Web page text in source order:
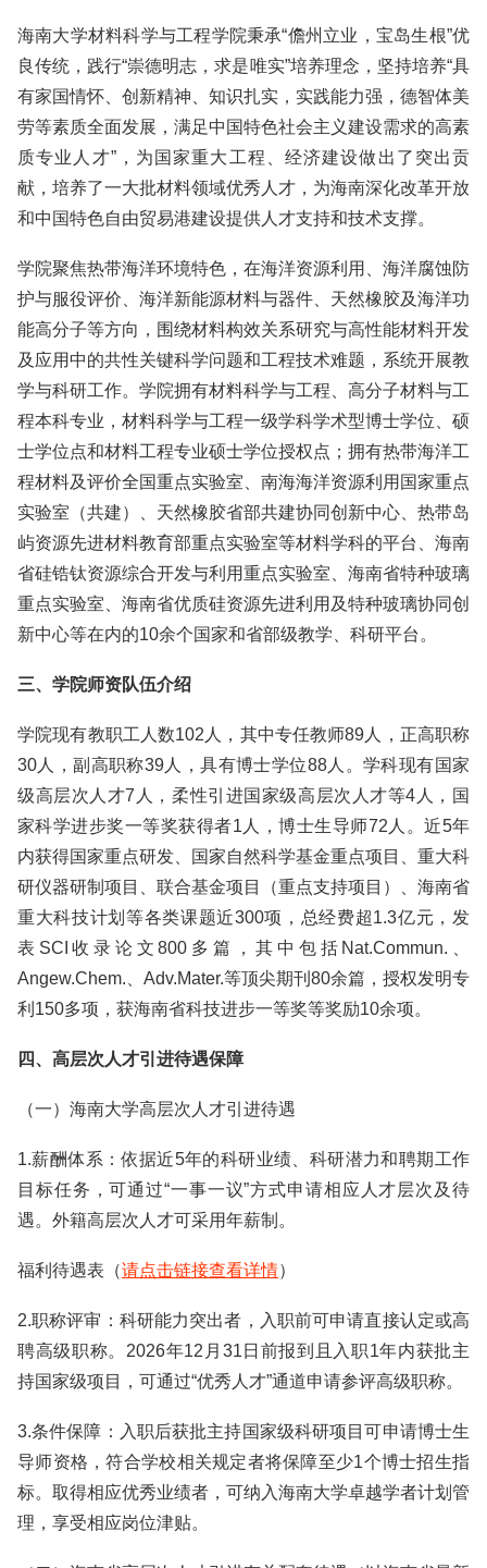
海南大学材料科学与工程学院秉承“儋州立业，宝岛生根”优
良传统，践行“崇德明志，求是唯实”培养理念，坚持培养“具
有家国情怀、创新精神、知识扎实，实践能力强，德智体美
劳等素质全面发展，满足中国特色社会主义建设需求的高素
质专业人才”，为国家重大工程、经济建设做出了突出贡
献，培养了一大批材料领域优秀人才，为海南深化改革开放
和中国特色自由贸易港建设提供人才支持和技术支撑。
学院聚焦热带海洋环境特色，在海洋资源利用、海洋腐蚀防
护与服役评价、海洋新能源材料与器件、天然橡胶及海洋功
能高分子等方向，围绕材料构效关系研究与高性能材料开发
及应用中的共性关键科学问题和工程技术难题，系统开展教
学与科研工作。学院拥有材料科学与工程、高分子材料与工
程本科专业，材料科学与工程一级学科学术型博士学位、硕
士学位点和材料工程专业硕士学位授权点；拥有热带海洋工
程材料及评价全国重点实验室、南海海洋资源利用国家重点
实验室（共建）、天然橡胶省部共建协同创新中心、热带岛
屿资源先进材料教育部重点实验室等材料学科的平台、海南
省硅锆钛资源综合开发与利用重点实验室、海南省特种玻璃
重点实验室、海南省优质硅资源先进利用及特种玻璃协同创
新中心等在内的10余个国家和省部级教学、科研平台。
三、学院师资队伍介绍
学院现有教职工人数102人，其中专任教师89人，正高职称
30人，副高职称39人，具有博士学位88人。学科现有国家
级高层次人才7人，柔性引进国家级高层次人才等4人，国
家科学进步奖一等奖获得者1人，博士生导师72人。近5年
内获得国家重点研发、国家自然科学基金重点项目、重大科
研仪器研制项目、联合基金项目（重点支持项目）、海南省
重大科技计划等各类课题近300项，总经费超1.3亿元，发
表SCI收录论文800多篇，其中包括Nat.Commun.、
Angew.Chem.、Adv.Mater.等顶尖期刊80余篇，授权发明专
利150多项，获海南省科技进步一等奖等奖励10余项。
四、高层次人才引进待遇保障
（一）海南大学高层次人才引进待遇
1.薪酬体系：依据近5年的科研业绩、科研潜力和聘期工作
目标任务，可通过“一事一议”方式申请相应人才层次及待
遇。外籍高层次人才可采用年薪制。
福利待遇表（请点击链接查看详情）
2.职称评审：科研能力突出者，入职前可申请直接认定或高
聘高级职称。2026年12月31日前报到且入职1年内获批主
持国家级项目，可通过“优秀人才”通道申请参评高级职称。
3.条件保障：入职后获批主持国家级科研项目可申请博士生
导师资格，符合学校相关规定者将保障至少1个博士招生指
标。取得相应优秀业绩者，可纳入海南大学卓越学者计划管
理，享受相应岗位津贴。